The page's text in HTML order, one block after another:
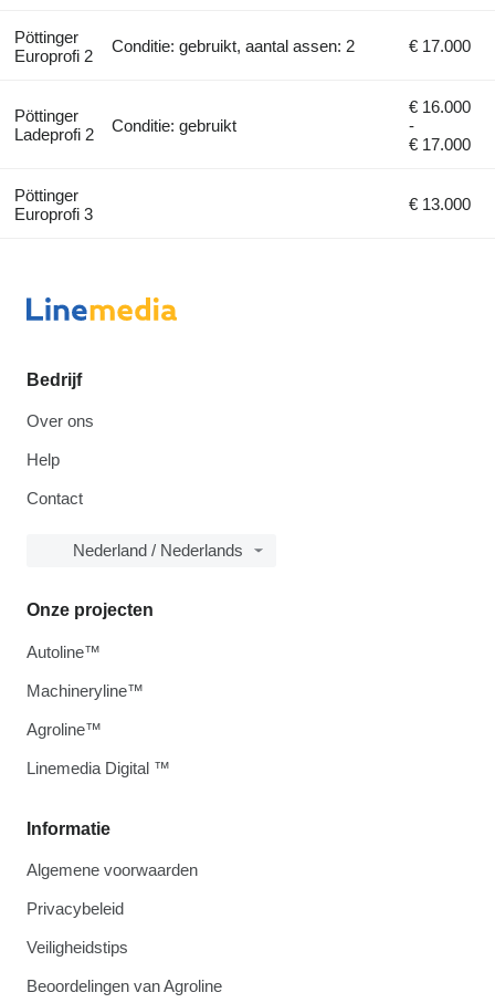
Pöttinger
Europrofi 2
Conditie: gebruikt, aantal assen: 2 € 17.000
Pöttinger
Ladeprofi 2
Conditie: gebruikt
€ 16.000
-
€ 17.000
Pöttinger
Europrofi 3
€ 13.000
Bedrijf
Over ons
Help
Contact
Nederland / Nederlands
Informatie
Algemene voorwaarden
Privacybeleid
Veiligheidstips
Beoordelingen van Agroline
Onze projecten
Autoline™
Machineryline™
Agroline™
Linemedia Digital ™